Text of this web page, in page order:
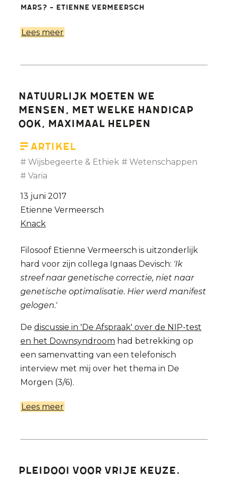
Mars? - Etienne Vermeersch
Lees meer
Kerk
eerbied
voor
het
leven?
Natuurlijk moeten we
mensen, met welke handicap
ook, maximaal helpen
Artikel
Wijsbegeerte & Ethiek
Wetenschappen
Varia
13 juni 2017
Etienne Vermeersch
Knack
Filosoof Etienne Vermeersch is uitzonderlijk
hard voor zijn collega Ignaas Devisch: 'Ik
streef naar genetische correctie, niet naar
genetische optimalisatie. Hier werd manifest
gelogen.'
De discussie in 'De Afspraak' over de NIP-test
en het Downsyndroom had betrekking op
een samenvatting van een telefonisch
interview met mij over het thema in De
Morgen (3/6).
Lees meer
met
Pleidooi voor vrije keuze.